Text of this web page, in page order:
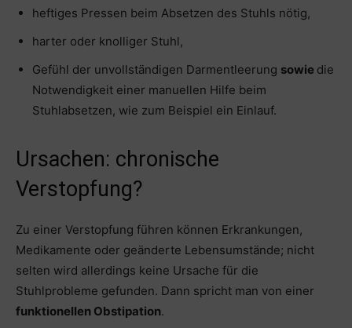
heftiges Pressen beim Absetzen des Stuhls nötig,
harter oder knolliger Stuhl,
Gefühl der unvollständigen Darmentleerung sowie die
Notwendigkeit einer manuellen Hilfe beim
Stuhlabsetzen, wie zum Beispiel ein Einlauf.
Ursachen: chronische
Verstopfung?
Zu einer Verstopfung führen können Erkrankungen,
Medikamente oder geänderte Lebensumstände; nicht
selten wird allerdings keine Ursache für die
Stuhlprobleme gefunden. Dann spricht man von einer
funktionellen Obstipation.